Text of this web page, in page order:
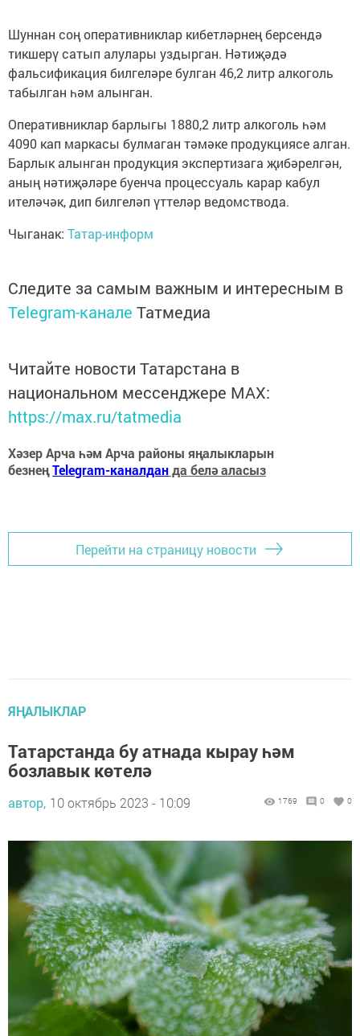
Шуннан соң оперативниклар кибетләрнең берсендә
тикшерү сатып алулары уздырган. Нәтиҗәдә
фальсификация билгеләре булган 46,2 литр алкоголь
табылган һәм алынган.
Оперативниклар барлыгы 1880,2 литр алкоголь һәм
4090 кап маркасы булмаган тәмәке продукциясе алган.
Барлык алынган продукция экспертизага җибәрелгән,
аның нәтиҗәләре буенча процессуаль карар кабул
ителәчәк, дип билгеләп үттеләр ведомствода.
Чыганак: Татар-информ
Следите за самым важным и интересным в
Telegram-канале Татмедиа
Читайте новости Татарстана в
национальном мессенджере MАХ:
https://max.ru/tatmedia
Хәзер Арча һәм Арча районы яңалыкларын
безнеңTelegram-каналданда белә аласыз
Перейти на страницу новости
ЯҢАЛЫКЛАР
Татарстанда бу атнада кырау һәм
бозлавык көтелә
автор, 10 октябрь 2023 - 10:09 1769 0 0